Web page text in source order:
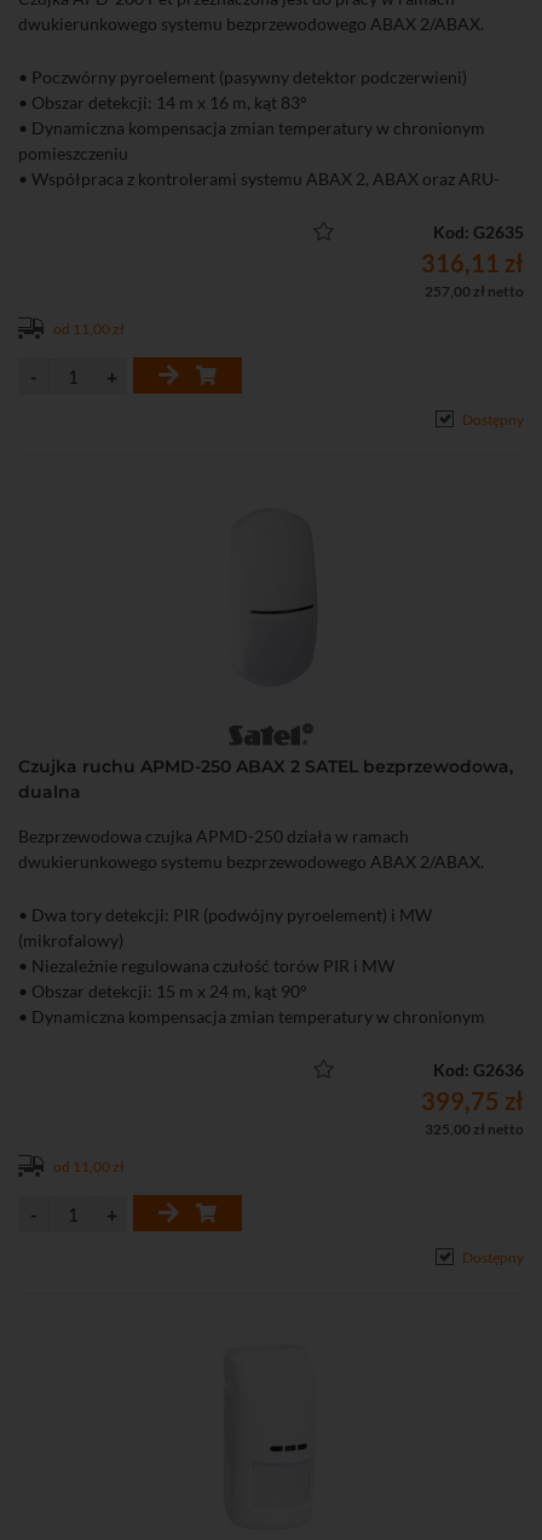
dwukierunkowego systemu bezprzewodowego ABAX 2/ABAX.
• Poczwórny pyroelement (pasywny detektor podczerwieni)
• Obszar detekcji: 14 m x 16 m, kąt 83°
• Dynamiczna kompensacja zmian temperatury w chronionym
pomieszczeniu
• Współpraca z kontrolerami systemu ABAX 2, ABAX oraz ARU-
• Zasięg komunikacji radiowej w otwartej przestrzeni: ABAX 2 do
2000 m (z ACU-220), 1600 m (z ACU-280), ABAX do 500 m
• Wbudowany czujnik temperatury (pomiar temperatury w zakresie
• Możliwość włączenia/wyłączenia kontroli strefy podejścia
• Wskaźnik LED sygnalizujący naruszenia w trybie testowym
• Funkcja odporności na ruch zwierząt domowych (do 20 kg)
• Ochrona sabotażowa przed otwarciem obudowy i oderwaniem od
Kod: G2635
316,11 zł
257,00 zł netto
od 11,00 zł
Dostępny
Czujka ruchu APMD-250 ABAX 2 SATEL bezprzewodowa,
dualna
Bezprzewodowa czujka APMD-250 działa w ramach
dwukierunkowego systemu bezprzewodowego ABAX 2/ABAX.
• Dwa tory detekcji: PIR (podwójny pyroelement) i MW
(mikrofalowy)
• Niezależnie regulowana czułość torów PIR i MW
• Obszar detekcji: 15 m x 24 m, kąt 90°
• Dynamiczna kompensacja zmian temperatury w chronionym
• Współpraca z kontrolerami systemu ABAX 2, ABAX oraz ARU-
• Zasięg komunikacji radiowej w otwartej przestrzeni: ABAX 2 do
• Wbudowany czujnik temperatury (pomiar temperatury w zakresie
od -10°C do 55°C)
• Wskaźnik LED sygnalizujący naruszenia w trybie testowym
• Ochrona sabotażowa przed otwarciem obudowy i oderwaniem od
Kod: G2636
399,75 zł
325,00 zł netto
od 11,00 zł
Dostępny